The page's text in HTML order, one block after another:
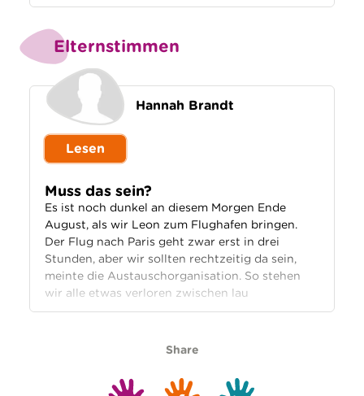
Elternstimmen
Hannah Brandt
Lesen
Muss das sein?
Es ist noch dunkel an diesem Morgen Ende
August, als wir Leon zum Flughafen bringen.
Der Flug nach Paris geht zwar erst in drei
Stunden, aber wir sollten rechtzeitig da sein,
meinte die Austauschorganisation. So stehen
wir alle etwas verloren zwischen lau
Share